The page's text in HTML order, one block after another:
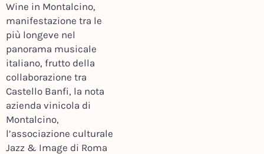
Wine in Montalcino,
manifestazione tra le
più longeve nel
panorama musicale
italiano, frutto della
collaborazione tra
Castello Banfi, la nota
azienda vinicola di
Montalcino,
l’associazione culturale
Jazz & Image di Roma